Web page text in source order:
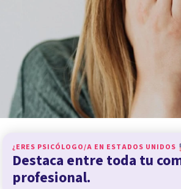
¿ERES PSICÓLOGO/A EN ESTADOS UNIDOS
Destaca entre toda tu
profesional.